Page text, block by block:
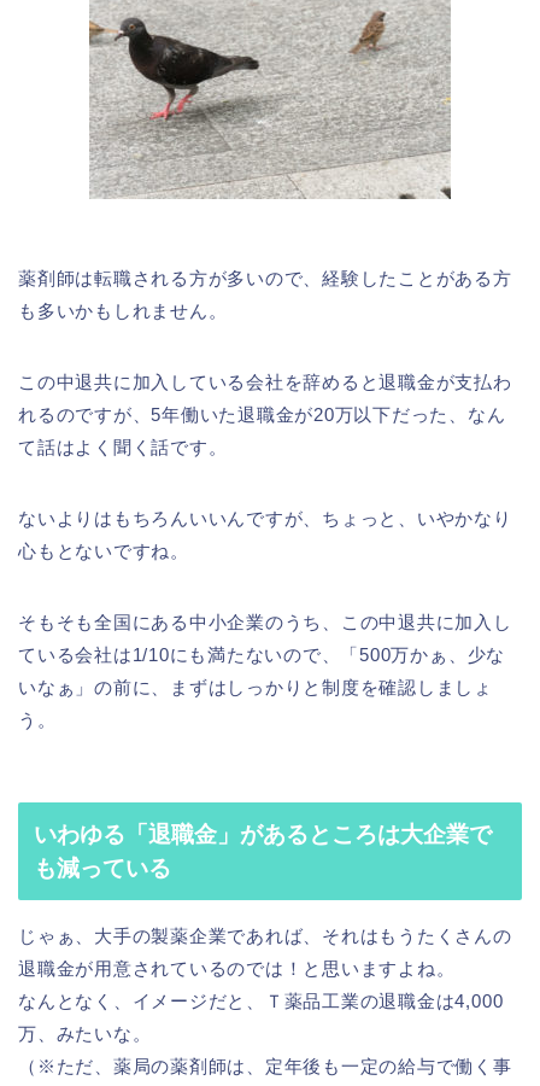
薬剤師は転職される方が多いので、経験したことがある方
も多いかもしれません。
この中退共に加入している会社を辞めると退職金が支払わ
れるのですが、5年働いた退職金が20万以下だった、なん
て話はよく聞く話です。
ないよりはもちろんいいんですが、ちょっと、いやかなり
心もとないですね。
そもそも全国にある中小企業のうち、この中退共に加入し
ている会社は1/10にも満たないので、「500万かぁ、少な
いなぁ」の前に、まずはしっかりと制度を確認しましょ
う。
いわゆる「退職金」があるところは大企業で
も減っている
じゃぁ、大手の製薬企業であれば、それはもうたくさんの
退職金が用意されているのでは！と思いますよね。
なんとなく、イメージだと、Ｔ薬品工業の退職金は4,000
万、みたいな。
（※ただ、薬局の薬剤師は、定年後も一定の給与で働く事